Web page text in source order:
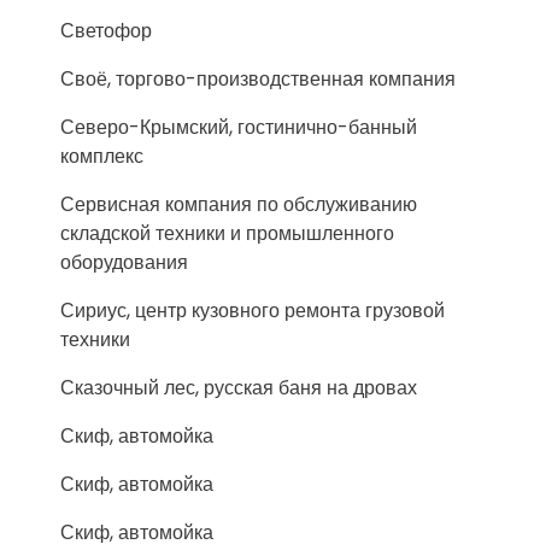
Светофор
Своё, торгово-производственная компания
Северо-Крымский, гостинично-банный
комплекс
Сервисная компания по обслуживанию
складской техники и промышленного
оборудования
Сириус, центр кузовного ремонта грузовой
техники
Сказочный лес, русская баня на дровах
Скиф, автомойка
Скиф, автомойка
Скиф, автомойка